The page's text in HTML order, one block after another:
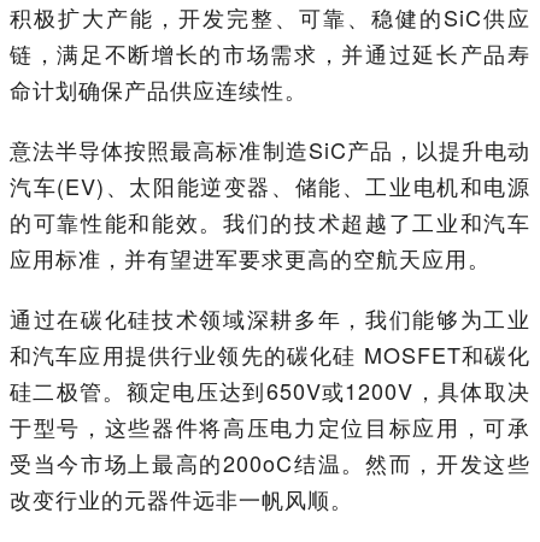
积极扩大产能，开发完整、可靠、稳健的SiC供应
链，满足不断增长的市场需求，并通过延长产品寿
命计划确保产品供应连续性。
意法半导体按照最高标准制造SiC产品，以提升电动
汽车(EV)、太阳能逆变器、储能、工业电机和电源
的可靠性能和能效。我们的技术超越了工业和汽车
应用标准，并有望进军要求更高的空航天应用。
通过在碳化硅技术领域深耕多年，我们能够为工业
和汽车应用提供行业领先的碳化硅 MOSFET和碳化
硅二极管。额定电压达到650V或1200V，具体取决
于型号，这些器件将高压电力定位目标应用，可承
受当今市场上最高的200oC结温。然而，开发这些
改变行业的元器件远非一帆风顺。